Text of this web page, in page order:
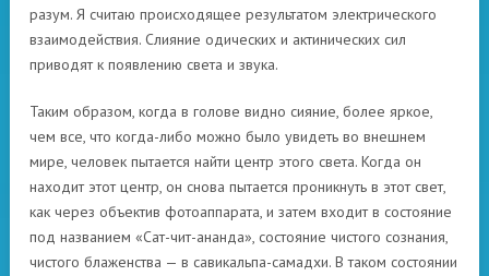
разум. Я считаю происходящее результатом электрического
взаимодействия. Слияние одических и актинических сил
приводят к появлению света и звука.
Таким образом, когда в голове видно сияние, более яркое,
чем все, что когда-либо можно было увидеть во внешнем
мире, человек пытается найти центр этого света. Когда он
находит этот центр, он снова пытается проникнуть в этот свет,
как через объектив фотоаппарата, и затем входит в состояние
под названием «Сат-чит-ананда», состояние чистого сознания,
чистого блаженства — в савикальпа-самадхи. В таком состоянии